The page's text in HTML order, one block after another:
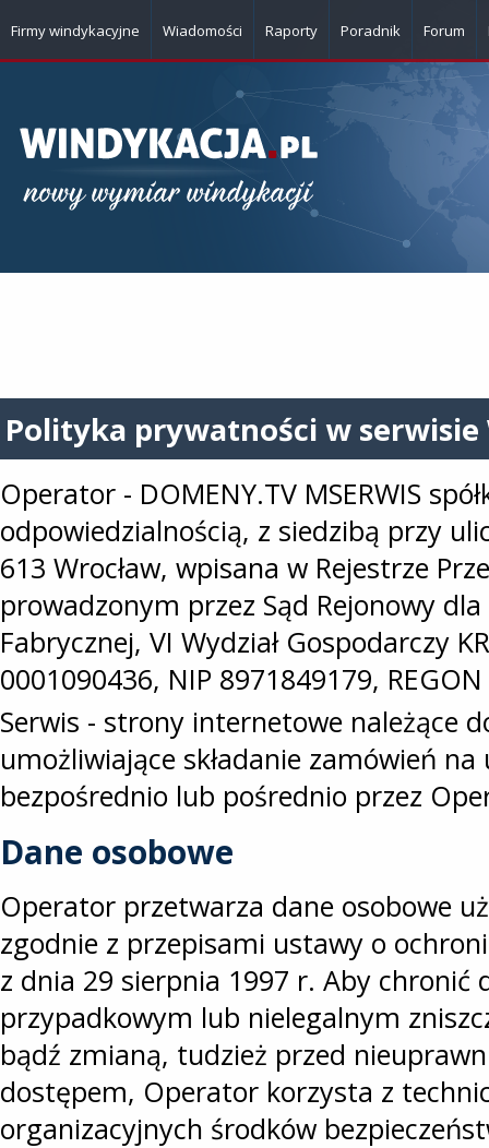
Firmy windykacyjne Wiadomości Raporty Poradnik Forum
Polityka prywatności w
Operator - DOMENY.TV MSERWIS
odpowiedzialnością, z siedzibą przy
613 Wrocław, wpisana w Rejestrze
prowadzonym przez Sąd Rejonowy dla
Fabrycznej, VI Wydział Gospodarczy
0001090436, NIP 8971849179,
Serwis - strony internetowe należące
umożliwiające składanie zamówień na
bezpośrednio lub pośrednio przez
Dane osobowe
Operator przetwarza dane osobowe
zgodnie z przepisami ustawy o
z dnia 29 sierpnia 1997 r. Aby chronić
przypadkowym lub nielegalnym
bądź zmianą, tudzież przed
dostępem, Operator korzysta z
organizacyjnych środków